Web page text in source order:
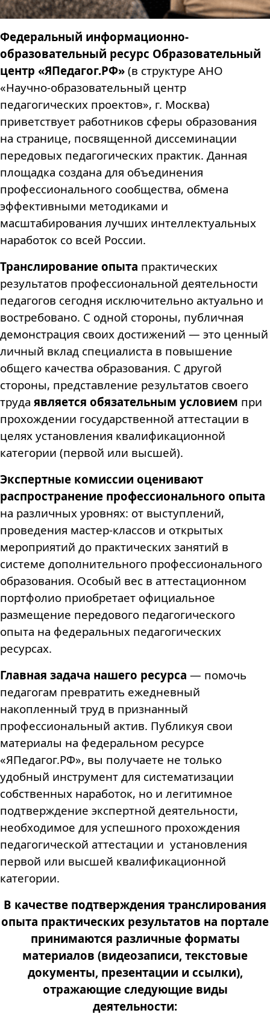
Федеральный информационно-
образовательный ресурс Образовательный
центр «ЯПедагог.РФ» (в структуре АНО
«Научно-образовательный центр
педагогических проектов», г. Москва)
приветствует работников сферы образования
на странице, посвященной диссеминации
передовых педагогических практик. Данная
площадка создана для объединения
профессионального сообщества, обмена
эффективными методиками и
масштабирования лучших интеллектуальных
наработок со всей России.
Транслирование опыта практических
результатов профессиональной деятельности
педагогов сегодня исключительно актуально и
востребовано. С одной стороны, публичная
демонстрация своих достижений — это ценный
личный вклад специалиста в повышение
общего качества образования. С другой
стороны, представление результатов своего
труда является обязательным условием при
прохождении государственной аттестации в
целях установления квалификационной
категории (первой или высшей).
Экспертные комиссии оценивают
распространение профессионального опыта
на различных уровнях: от выступлений,
проведения мастер-классов и открытых
мероприятий до практических занятий в
системе дополнительного профессионального
образования. Особый вес в аттестационном
портфолио приобретает официальное
размещение передового педагогического
опыта на федеральных педагогических
ресурсах.
Главная задача нашего ресурса — помочь
педагогам превратить ежедневный
накопленный труд в признанный
профессиональный актив. Публикуя свои
материалы на федеральном ресурсе
«ЯПедагог.РФ», вы получаете не только
удобный инструмент для систематизации
собственных наработок, но и легитимное
подтверждение экспертной деятельности,
необходимое для успешного прохождения
педагогической аттестации и установления
первой или высшей квалификационной
категории.
В качестве подтверждения транслирования
опыта практических результатов на портале
принимаются различные форматы
материалов (видеозаписи, текстовые
документы, презентации и ссылки),
отражающие следующие виды
деятельности: